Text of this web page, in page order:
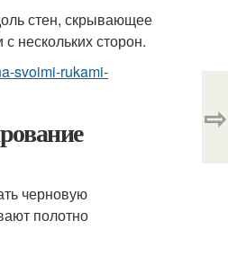
стен, скрывающее
нескольких сторон.
svoimi-rukami-
черновую
полотно
⇨